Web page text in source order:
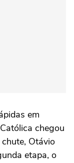
em
chegou
Otávio
etapa, o